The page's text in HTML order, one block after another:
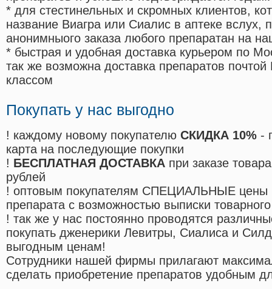
* для стестинельных и скромных клиентов,
название Виагра или Сиалис в аптеке вслух,
анонимныого заказа любого препаратан на
* быстрая и удобная доставка курьером по
так же возможна доставка препаратов
классом
Покупать у нас выгодно
! каждому новому покупателю СКИДКА 10% -
карта на последующие покупки
! БЕСПЛАТНАЯ ДОСТАВКА при заказе
рублей
! оптовым покупателям СПЕЦИАЛЬНЫЕ цены
препарата с возможностью выписки
! так же у нас постоянно проводятся
покупать дженерики Левитры, Сиалиса и
выгодным ценам!
Cотрудники нашей фирмы прилагают
сделать приобретение препаратов удобным